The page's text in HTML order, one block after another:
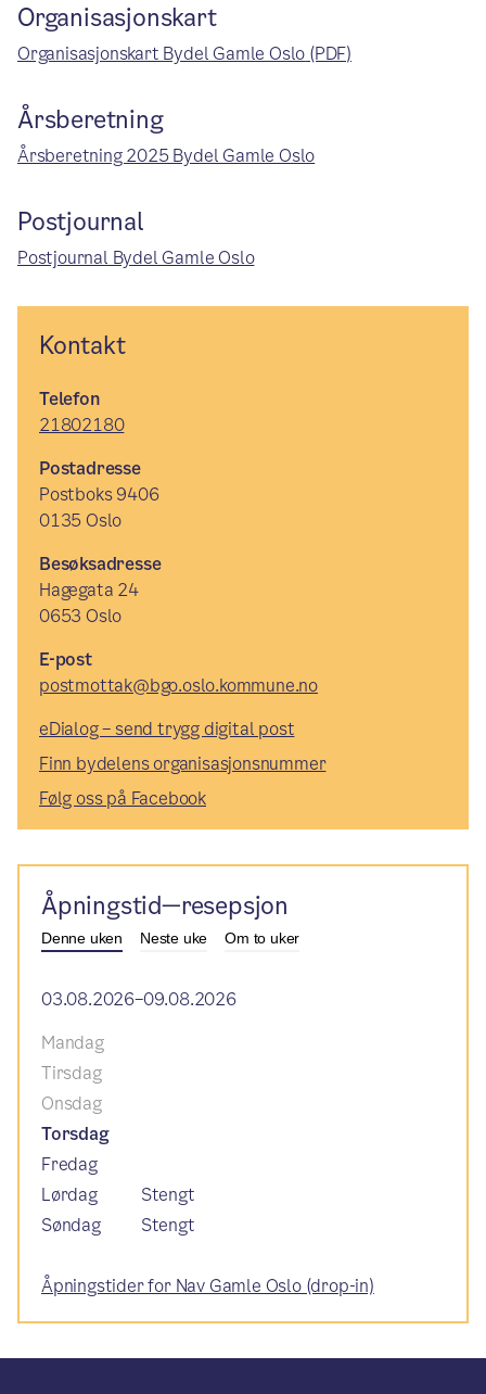
Organisasjonskart
Organisasjonskart Bydel Gamle Oslo (PDF)
Årsberetning
Årsberetning 2025 Bydel Gamle Oslo
Postjournal
Postjournal Bydel Gamle Oslo
Kontakt
Telefon
21802180
Postadresse
Postboks 9406
0135 Oslo
Besøksadresse
Hagegata 24
0653 Oslo
E-post
postmottak@bgo.oslo.kommune.no
eDialog – send trygg digital post
Finn bydelens organisasjonsnummer
Følg oss på Facebook
Åpningstid—resepsjon
Denne uken Neste uke Om to uker
03.08.2026–09.08.2026
Mandag
Tirsdag
Onsdag
Torsdag
Fredag
Lørdag
Stengt
Søndag
Stengt
Åpningstider for Nav Gamle Oslo (drop-in)